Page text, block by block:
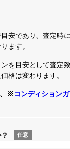
目安であり、査定時
ます。
ンを目安として査定
格は変わります。
、※コンディション
任意